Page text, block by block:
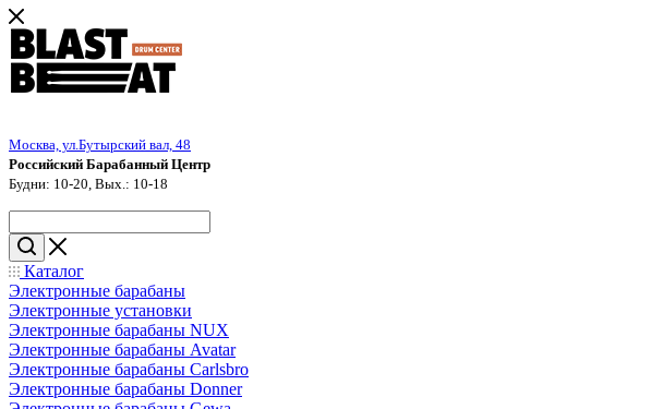
Москва, ул.Бутырский вал, 48
Российский Барабанный Центр
Будни: 10-20, Вых.: 10-18
Каталог
Электронные барабаны
Электронные установки
Электронные барабаны NUX
Электронные барабаны Avatar
Электронные барабаны Carlsbro
Электронные барабаны Donner